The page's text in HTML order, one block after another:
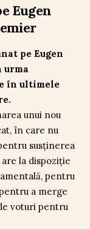
Eugen
pe Eugen
urma
în ultimele
unui nou
în care nu
susținerea
la dispoziție
pentru
a merge
voturi pentru